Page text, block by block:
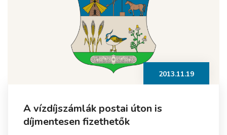
2013.11.19
A vízdíjszámlák postai úton is
díjmentesen fizethetők